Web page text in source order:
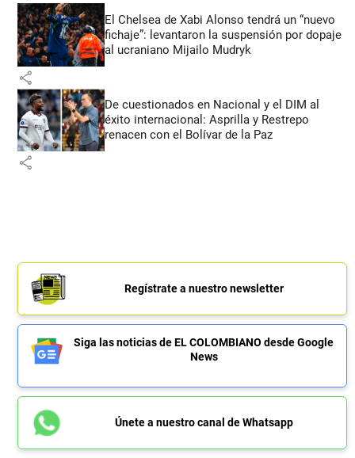
El Chelsea de Xabi Alonso tendrá un “nuevo
fichaje”: levantaron la suspensión por dopaje
al ucraniano Mijailo Mudryk
share
De cuestionados en Nacional y el DIM al
éxito internacional: Asprilla y Restrepo
renacen con el Bolívar de la Paz
share
Regístrate a nuestro newsletter
Siga las noticias de EL COLOMBIANO desde Google
News
Únete a nuestro canal de Whatsapp